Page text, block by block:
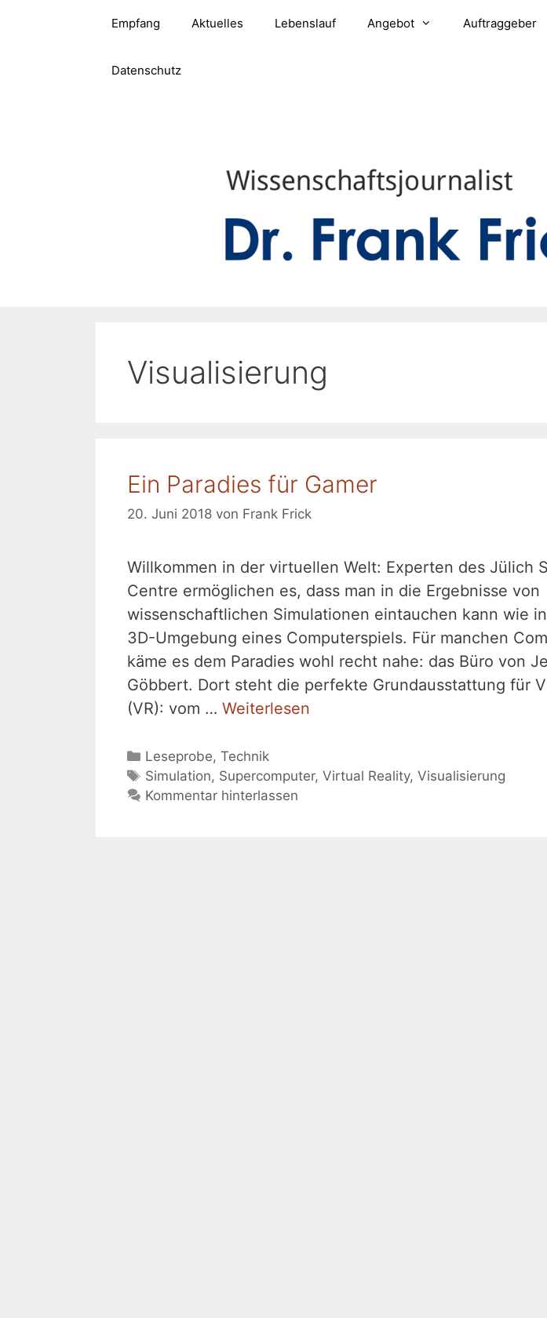
Empfang Aktuelles Lebenslauf Angebot Auftraggeber
Datenschutz
Visualisierung
Ein Paradies für Gamer
20. Juni 2018 von Frank Frick
Willkommen in der virtuellen Welt: Experten des Jülich
Centre ermöglichen es, dass man in die Ergebnisse von
wissenschaftlichen Simulationen eintauchen kann wie
3D-Umgebung eines Computerspiels. Für manchen
käme es dem Paradies wohl recht nahe: das Büro von
Göbbert. Dort steht die perfekte Grundausstattung für
(VR): vom … Weiterlesen
Kategorien
Leseprobe,Technik
Schlagwörter
Simulation, Supercomputer,Virtual Reality,Visualisierung
Kommentar hinterlassen